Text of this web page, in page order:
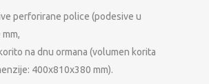
perforirane police (podesive u
na dnu ormana (volumen korita
400x810x380 mm).